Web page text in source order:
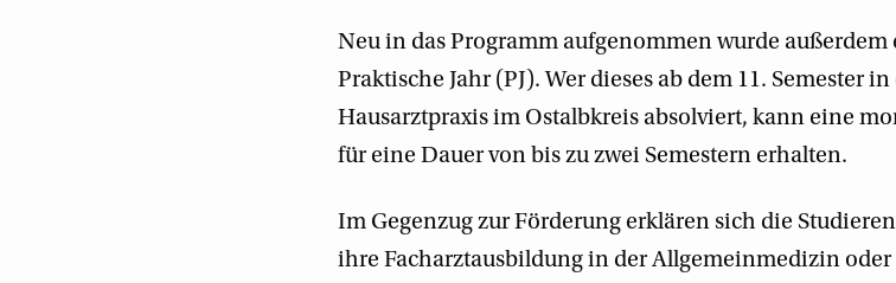
Neu in das Programm aufgenommen wurde
Praktische Jahr (PJ). Wer dieses ab dem 11. Semester
Hausarztpraxis im Ostalbkreis absolviert, kann eine
für eine Dauer von bis zu zwei Semestern erhalten.
Im Gegenzug zur Förderung erklären sich die
ihre Facharztausbildung in der Allgemeinmedizin